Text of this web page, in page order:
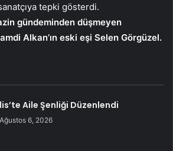
tepki gösterdi.
gündeminden düşmeyen
Alkan’ın eski eşi Selen Görgüzel.
Aile Şenliği Düzenlendi
Ağustos 6, 2026